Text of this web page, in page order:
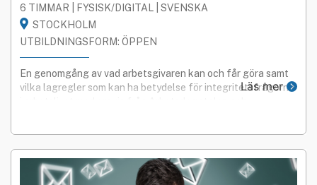
6 TIMMAR | FYSISK/DIGITAL | SVENSKA
STOCKHOLM
UTBILDNINGSFORM: ÖPPEN
En genomgång av vad arbetsgivaren kan och får göra samt
vilka lagregler som kan ha betydelse för integritetsfrågorna
Läs mer